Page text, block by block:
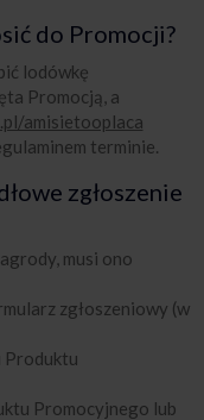
do Promocji?
lodówkę
Promocją, a
amisietooplaca
terminie.
zgłoszenie
musi ono
zgłoszeniowy (w
Produktu
Promocyjnego lub